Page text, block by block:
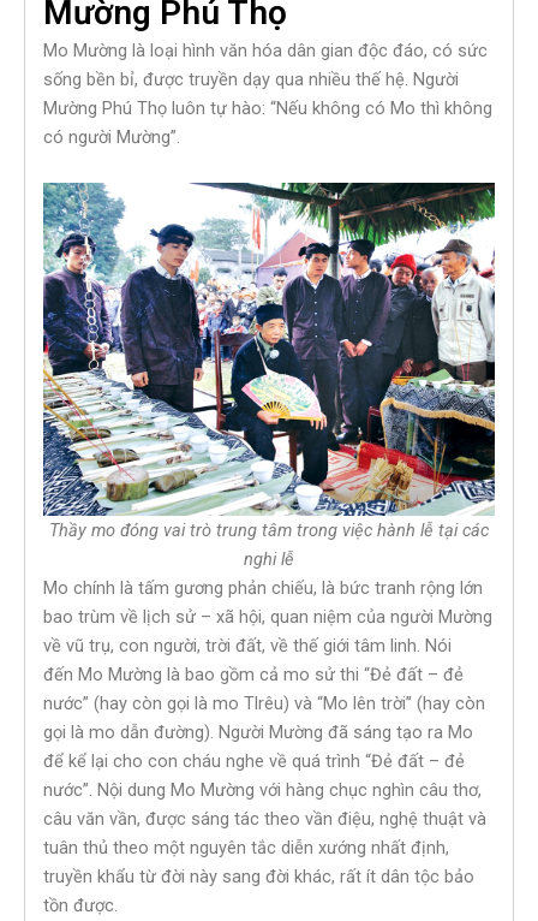
Mường Phú Thọ
Mo Mường là loại hình văn hóa dân gian độc đáo, có sức
sống bền bỉ, được truyền dạy qua nhiều thế hệ. Người
Mường Phú Thọ luôn tự hào: “Nếu không có Mo thì không
có người Mường”.
Thầy mo đóng vai trò trung tâm trong việc hành lễ tại các
nghi lễ
Mo chính là tấm gương phản chiếu, là bức tranh rộng lớn
bao trùm về lịch sử – xã hội, quan niệm của người Mường
về vũ trụ, con người, trời đất, về thế giới tâm linh. Nói
đến Mo Mường là bao gồm cả mo sử thi “Đẻ đất – đẻ
nước” (hay còn gọi là mo Tlrêu) và “Mo lên trời” (hay còn
gọi là mo dẫn đường). Người Mường đã sáng tạo ra Mo
để kể lại cho con cháu nghe về quá trình “Đẻ đất – đẻ
nước”. Nội dung Mo Mường với hàng chục nghìn câu thơ,
câu văn vần, được sáng tác theo vần điệu, nghệ thuật và
tuân thủ theo một nguyên tắc diễn xướng nhất định,
truyền khẩu từ đời này sang đời khác, rất ít dân tộc bảo
tồn được.